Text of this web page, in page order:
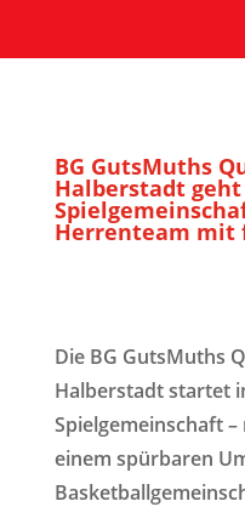
BG GutsMuths
Halberstadt
Herrenteam mit
Die BG GutsMuths
Halberstadt startet
Spielgemeinschaft
einem spürbaren